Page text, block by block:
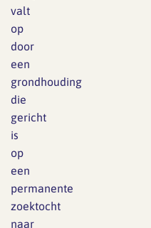
valt
op
door
een
grondhouding
die
gericht
is
op
een
permanente
zoektocht
naar